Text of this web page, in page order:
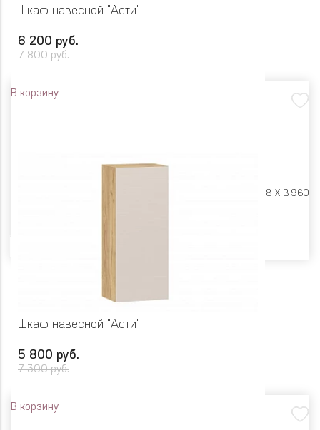
Шкаф навесной "Асти"
6 200 руб.
7 800 руб.
В корзину
Ш 450 X Г 318 X В 960
Шкаф навесной "Асти"
5 800 руб.
7 300 руб.
В корзину